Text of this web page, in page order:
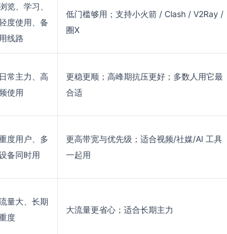
览、学习、
度使用、备
用线路
低门槛够用；支持小火箭 / Clash / V2Ray /
圈X
日常主力、高
使用
更稳更顺；高峰期抗压更好；多数人用它最
合适
度用户、多
备同时用
更高带宽与优先级；适合视频/社媒/AI 工具
一起用
量大、长期
度
大流量更省心；适合长期主力